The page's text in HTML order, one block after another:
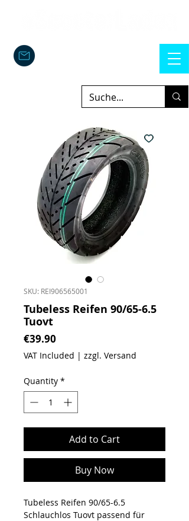
SKU: REI906565001
Tubeless Reifen 90/65-6.5
Tuovt
€39.90
VAT Included | zzgl. Versand
Quantity *
Add to Cart
Buy Now
Tubeless Reifen 90/65-6.5
Schlauchlos Tuovt passend für